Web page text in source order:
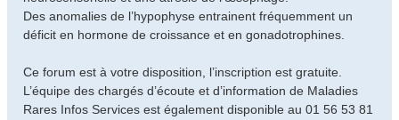
Des anomalies de l’hypophyse entrainent fréquemment un
déficit en hormone de croissance et en gonadotrophines.
Ce forum est à votre disposition, l’inscription est gratuite.
L’équipe des chargés d’écoute et d’information de Maladies
Rares Infos Services est également disponible au 01 56 53 81